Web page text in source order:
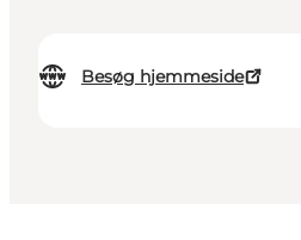
Besøg hjemmeside